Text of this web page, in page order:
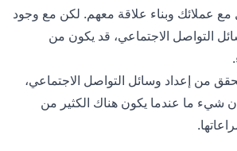
مع عملائك وبناء علاقة معهم. لكن مع وجود
التواصل الاجتماعي، قد يكون من
من إعداد وسائل التواصل الاجتماعي،
شيء ما عندما يكون هناك الكثير من